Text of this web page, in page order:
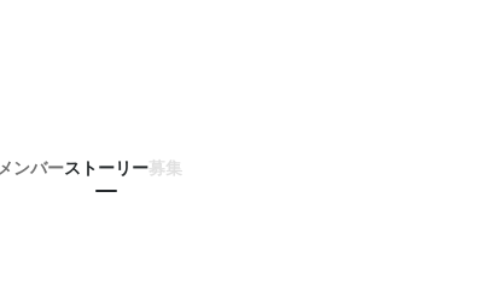
メンバーストーリー募集